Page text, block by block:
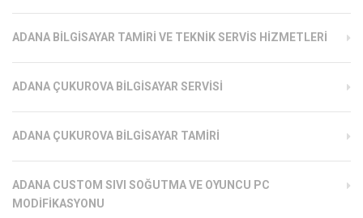
ADANA BILGISAYAR TAMIRI VE TEKNIK SERVIS HIZMETLERI
ADANA ÇUKUROVA BILGISAYAR SERVISI
ADANA ÇUKUROVA BILGISAYAR TAMIRI
ADANA CUSTOM SIVI SOĞUTMA VE OYUNCU PC
MODIFIKASYONU